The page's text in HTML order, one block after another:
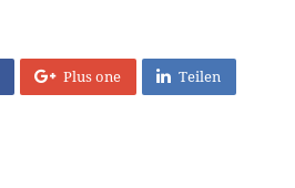
Plus one Teilen